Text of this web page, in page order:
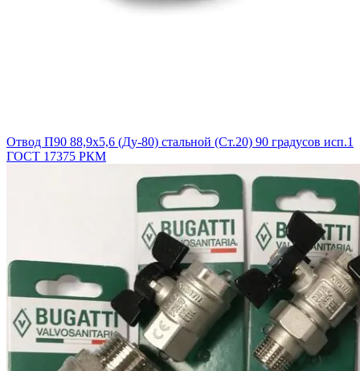
Отвод П90 88,9х5,6 (Ду-80) стальной (Ст.20) 90 градусов исп.1
ГОСТ 17375 РКМ